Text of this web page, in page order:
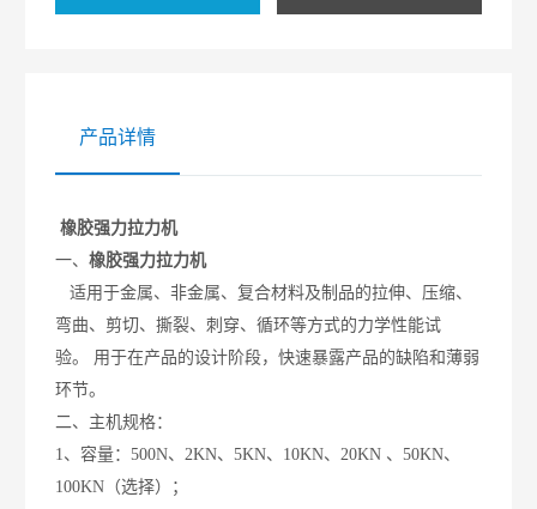
产品详情
橡胶强力拉力机
一、橡胶强力拉力机
适用于金属、非金属、复合材料及制品的拉伸、压缩、
弯曲、剪切、撕裂、刺穿、循环等方式的力学性能试
验。 用于在产品的设计阶段，快速暴露产品的缺陷和薄弱
环节。
二、 主机规格：
1、容量：500N、2KN、5KN、 10KN、20KN 、50KN、
100KN （选择）；